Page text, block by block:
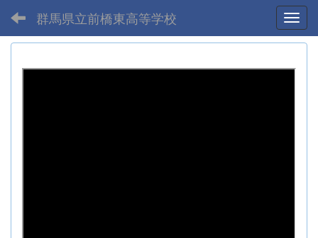
群馬県立前橋東高等学校